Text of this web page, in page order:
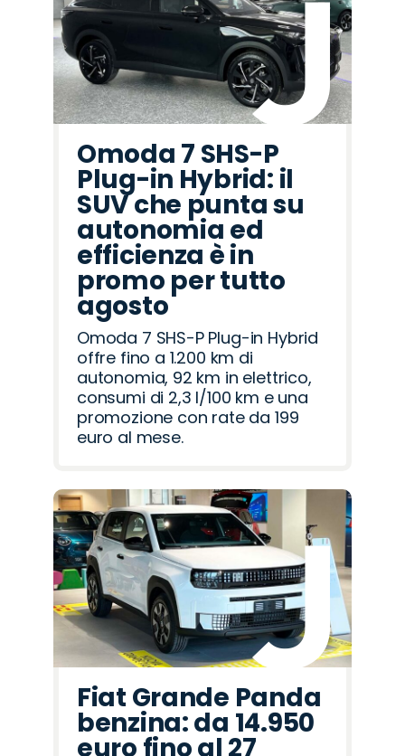
Omoda 7 SHS-P
Plug-in Hybrid: il
SUV che punta su
autonomia ed
efficienza è in
promo per tutto
agosto
Omoda 7 SHS-P Plug-in Hybrid
offre fino a 1.200 km di
autonomia, 92 km in elettrico,
consumi di 2,3 l/100 km e una
promozione con rate da 199
euro al mese.
Fiat Grande Panda
benzina: da 14.950
euro fino al 27